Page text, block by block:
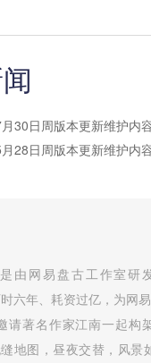
是由网易盘古工作室研
六年、耗资过亿，为网
请著名作家江南一起构
地图，昼夜交替，风景